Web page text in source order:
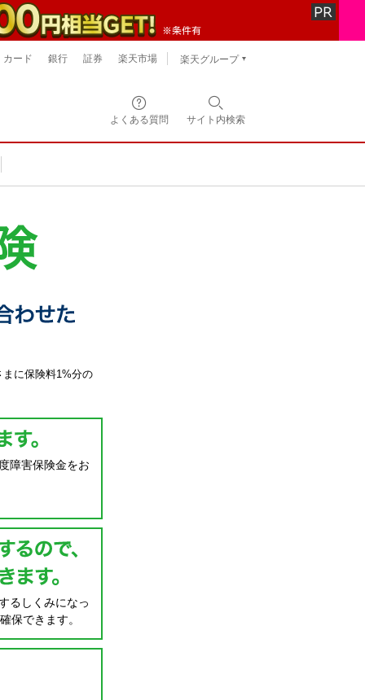
よくある質問 サイト内検索
カード 銀行 証券 楽天市場 楽天グループ
まに保険料1%分の
障害保険金をお
るしくみになっ
保できます。